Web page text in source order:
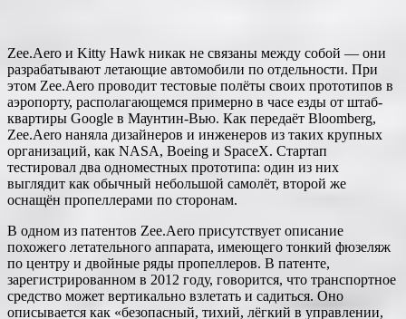
Zee.Aero и Kitty Hawk никак не связаны между собой — они
разрабатывают летающие автомобили по отдельности. При
этом Zee.Aero проводит тестовые полёты своих прототипов в
аэропорту, располагающемся примерно в часе езды от штаб-
квартиры Google в Маунтин-Вью. Как передаёт Bloomberg,
Zee.Aero наняла дизайнеров и инженеров из таких крупных
организаций, как NASA, Boeing и SpaceX. Стартап
тестировал два одноместных прототипа: один из них
выглядит как обычный небольшой самолёт, второй же
оснащён пропеллерами по сторонам.
В одном из патентов Zee.Aero присутствует описание
похожего летательного аппарата, имеющего тонкий фюзеляж
по центру и двойные ряды пропеллеров. В патенте,
зарегистрированном в 2012 году, говорится, что транспортное
средство может вертикально взлетать и садиться. Оно
описывается как «безопасный, тихий, лёгкий в управлении,